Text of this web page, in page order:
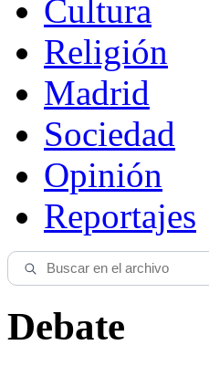
Cultura
Religión
Madrid
Sociedad
Opinión
Reportajes
Debate